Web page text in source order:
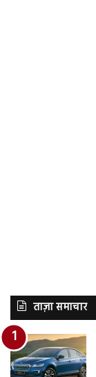
ताज़ा समाचार